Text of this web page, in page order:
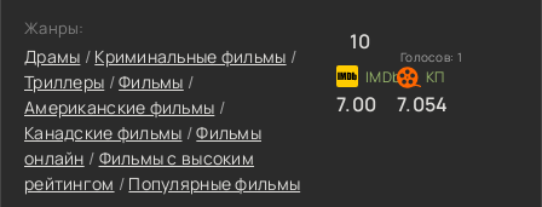
Жанры:
Драмы / Криминальные фильмы /
Триллеры /Фильмы /
Американские фильмы /
Канадские фильмы /Фильмы
онлайн / Фильмы с высоким
рейтингом / Популярные фильмы
10
Голосов: 1
7.00 7.054